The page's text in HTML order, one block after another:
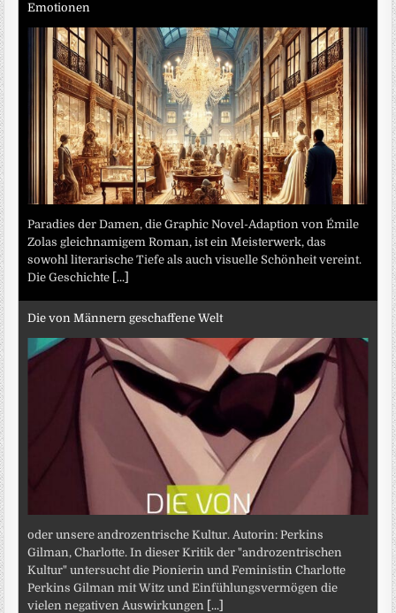
Emotionen
Paradies der Damen, die Graphic Novel-Adaption von Émile
Zolas gleichnamigem Roman, ist ein Meisterwerk, das
sowohl literarische Tiefe als auch visuelle Schönheit vereint.
Die Geschichte [...]
Die von Männern geschaffene Welt
oder unsere androzentrische Kultur. Autorin: Perkins
Gilman, Charlotte. In dieser Kritik der "androzentrischen
Kultur" untersucht die Pionierin und Feministin Charlotte
Perkins Gilman mit Witz und Einfühlungsvermögen die
vielen negativen Auswirkungen
[...]